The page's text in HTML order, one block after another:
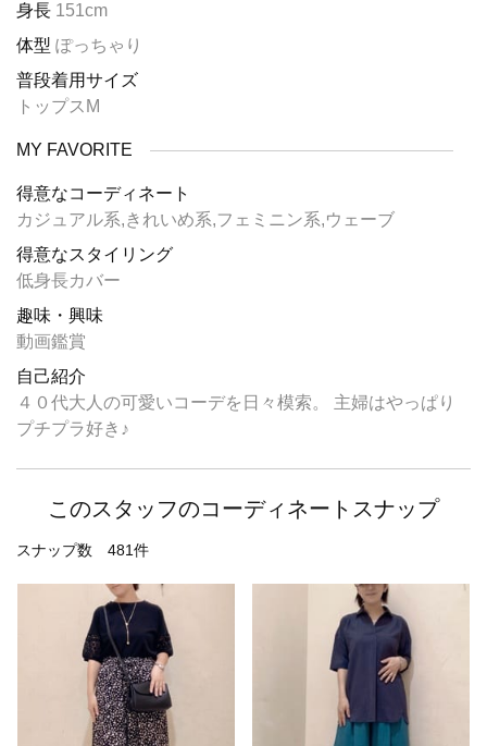
身長 151cm
体型 ぽっちゃり
普段着用サイズ
トップスM
MY FAVORITE
得意なコーディネート
カジュアル系,きれいめ系,フェミニン系,ウェーブ
得意なスタイリング
低身長カバー
趣味・興味
動画鑑賞
自己紹介
４０代大人の可愛いコーデを日々模索。 主婦はやっぱり
プチプラ好き♪
このスタッフのコーディネートスナップ
スナップ数 481件